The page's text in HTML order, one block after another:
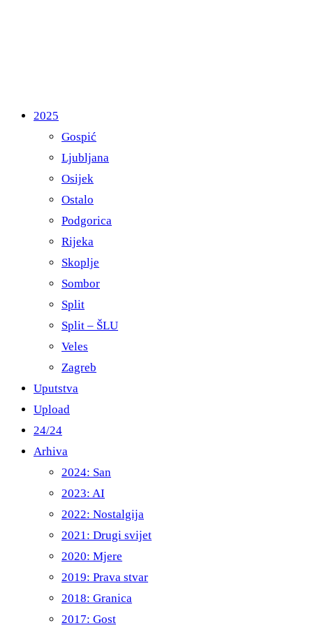
2025
Gospić
Ljubljana
Osijek
Ostalo
Podgorica
Rijeka
Skoplje
Sombor
Split
Split – ŠLU
Veles
Zagreb
Uputstva
Upload
24/24
Arhiva
2024: San
2023: AI
2022: Nostalgija
2021: Drugi svijet
2020: Mjere
2019: Prava stvar
2018: Granica
2017: Gost